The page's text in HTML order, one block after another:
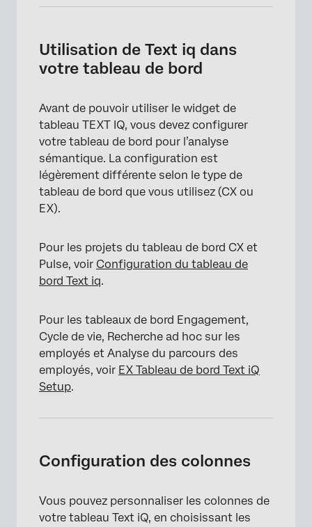
Utilisation de Text iq dans
votre tableau de bord
Avant de pouvoir utiliser le widget de
tableau TEXT IQ, vous devez configurer
votre tableau de bord pour l’analyse
sémantique. La configuration est
légèrement différente selon le type de
tableau de bord que vous utilisez (CX ou
EX).
Pour les projets du tableau de bord CX et
Pulse, voir Configuration du tableau de
bord Text iq.
Pour les tableaux de bord Engagement,
Cycle de vie, Recherche ad hoc sur les
employés et Analyse du parcours des
employés, voir EX Tableau de bord Text iQ
Setup.
Configuration des colonnes
Vous pouvez personnaliser les colonnes de
votre tableau Text iQ, en choisissant les